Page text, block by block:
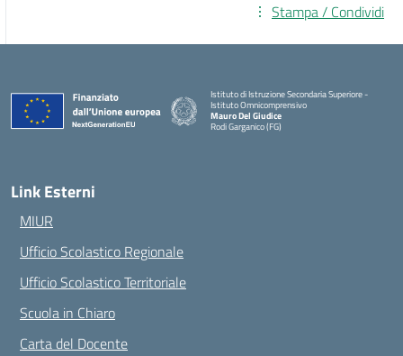
Stampa / Condividi
Istituto di Istruzione Secondaria Superiore -
Istituto Omnicomprensivo
Mauro Del Giudice
Rodi Garganico (FG)
— Visita la pagina iniziale della scuola
Link Esterni
MIUR
Ufficio Scolastico Regionale
Ufficio Scolastico Territoriale
Scuola in Chiaro
Carta del Docente